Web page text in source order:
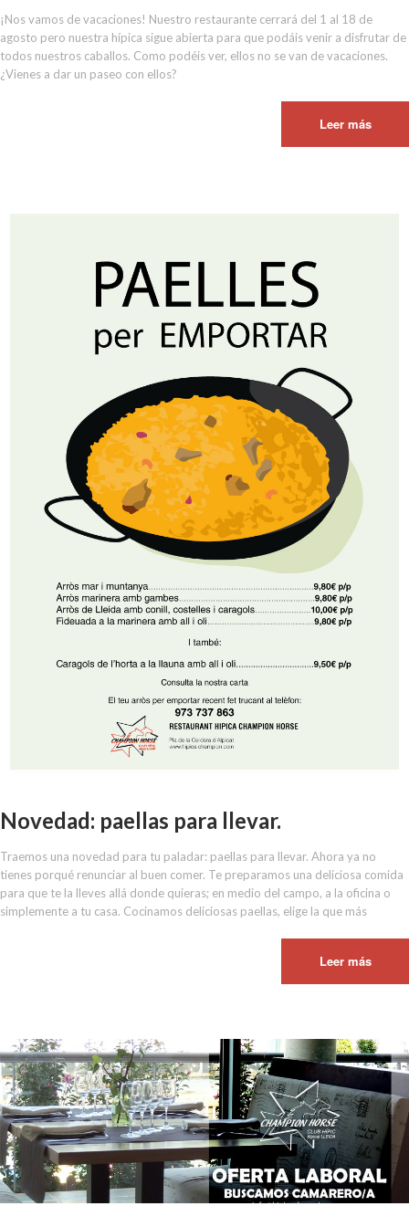
¡Nos vamos de vacaciones! Nuestro restaurante cerrará del 1 al 18 de
agosto pero nuestra hípica sigue abierta para que podáis venir a disfrutar de
todos nuestros caballos. Como podéis ver, ellos no se van de vacaciones.
¿Vienes a dar un paseo con ellos?
Leer más
Novedad: paellas para llevar.
Traemos una novedad para tu paladar: paellas para llevar. Ahora ya no
tienes porqué renunciar al buen comer. Te preparamos una deliciosa comida
para que te la lleves allá donde quieras; en medio del campo, a la oficina o
simplemente a tu casa. Cocinamos deliciosas paellas, elige la que más
Leer más